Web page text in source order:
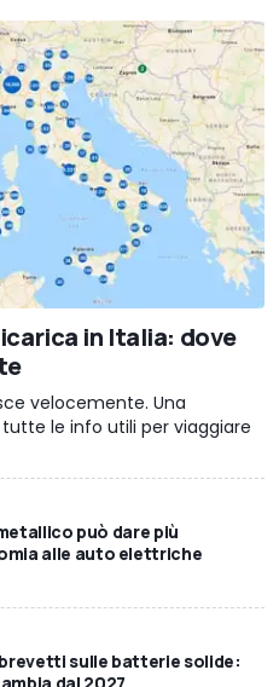
in Italia: dove
velocemente. Una
le info utili per viaggiare
può dare più
alle auto elettriche
brevetti sulle batterie solide: